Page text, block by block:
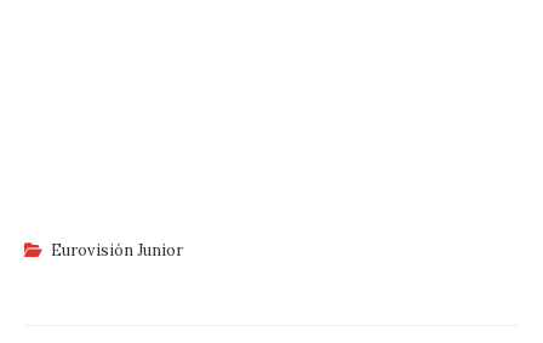
Eurovisión Junior